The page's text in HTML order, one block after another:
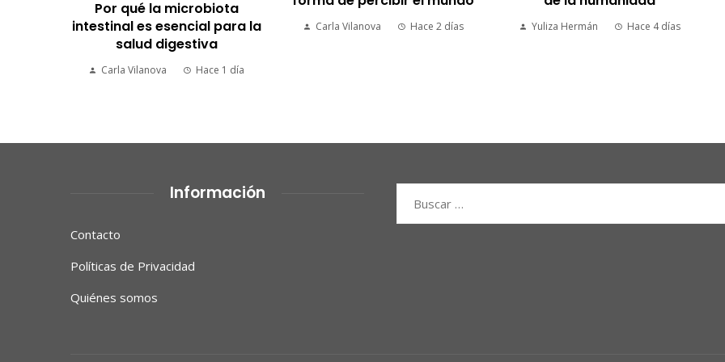
Por qué la microbiota
intestinal es esencial para la
salud digestiva
Carla Vilanova Hace 1 día
Carla Vilanova Hace 2 días Yuliza Hermán Hace 4 días
Información
Contacto
Políticas de Privacidad
Quiénes somos